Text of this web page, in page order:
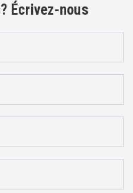
Écrivez-nous